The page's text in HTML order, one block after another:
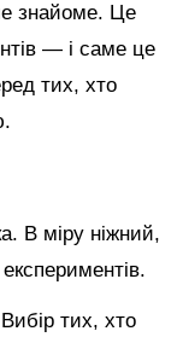
знайоме. Це
— і саме це
тих, хто
В міру ніжний,
тих, хто